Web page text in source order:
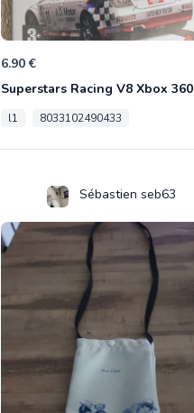
6.90 €
Superstars Racing V8 Xbox 360
l1 8033102490433
Sébastien seb63